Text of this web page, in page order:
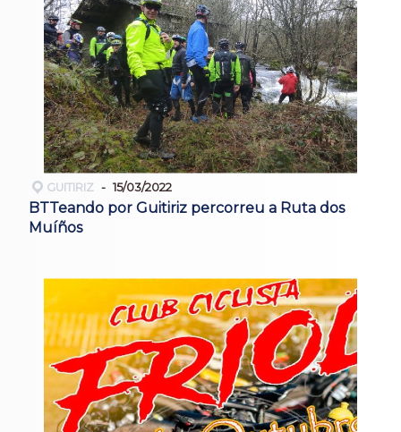
GUITIRIZ 15/03/2022
BTTeando por Guitiriz percorreu a Ruta dos
Muíños